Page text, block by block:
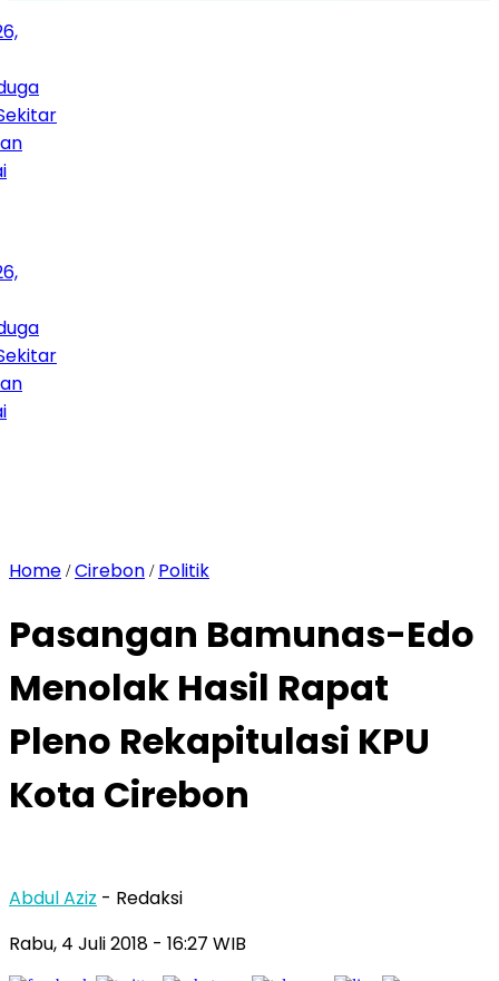
Home /Cirebon / Politik
Pasangan Bamunas-Edo
Menolak Hasil Rapat
Pleno Rekapitulasi KPU
Kota Cirebon
Abdul Aziz - Redaksi
Rabu, 4 Juli 2018 - 16:27 WIB